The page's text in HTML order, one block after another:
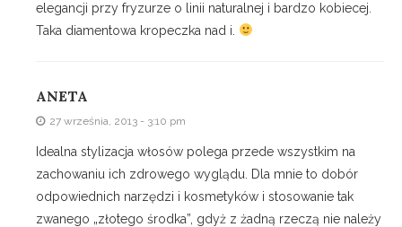
elegancji przy fryzurze o linii naturalnej i bardzo kobiecej.
Taka diamentowa kropeczka nad i.
ANETA
27 września, 2013 - 3:10 pm
Idealna stylizacja włosów polega przede wszystkim na
zachowaniu ich zdrowego wyglądu. Dla mnie to dobór
odpowiednich narzędzi i kosmetyków i stosowanie tak
zwanego „złotego środka”, gdyż z żadną rzeczą nie należy